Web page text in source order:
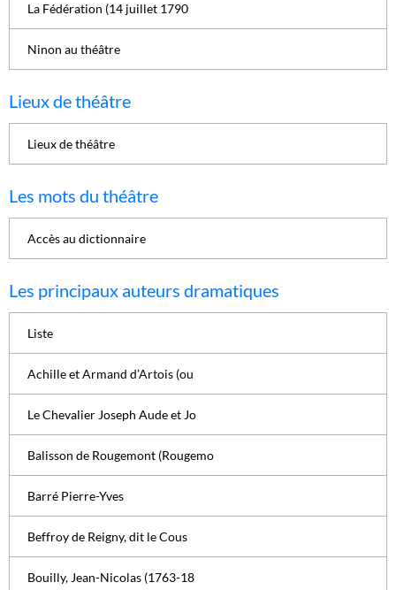
La Fédération (14 juillet 1790
Ninon au théâtre
Lieux de théâtre
Lieux de théâtre
Les mots du théâtre
Accès au dictionnaire
Les principaux auteurs dramatiques
Liste
Achille et Armand d’Artois (ou
Le Chevalier Joseph Aude et Jo
Balisson de Rougemont (Rougemo
Barré Pierre-Yves
Beffroy de Reigny, dit le Cous
Bouilly, Jean-Nicolas (1763-18